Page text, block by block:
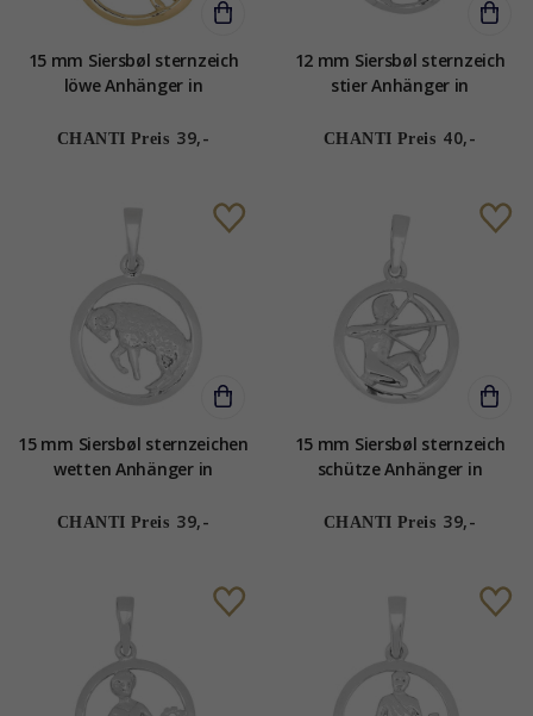
15 mm Siersbøl sternzeich
löwe Anhänger in
CHANTI Preis 39,-
12 mm Siersbøl sternzeich
stier Anhänger in
CHANTI Preis 40,-
15 mm Siersbøl sternzeichen
wetten Anhänger in
CHANTI Preis 39,-
15 mm Siersbøl sternzeich
schütze Anhänger in
CHANTI Preis 39,-